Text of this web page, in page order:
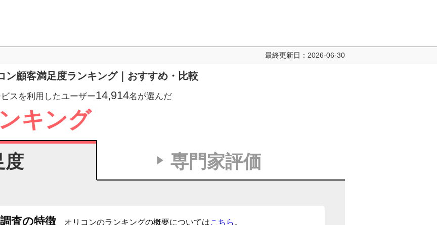
最終更新日： 2026-06-30
ン顧客満足度ランキング｜おすすめ・比較
スを利用したユーザー14,914名が選んだ
キング
度 専門家評価
査の特徴 オリコンのランキングの概要についてはこちら 。